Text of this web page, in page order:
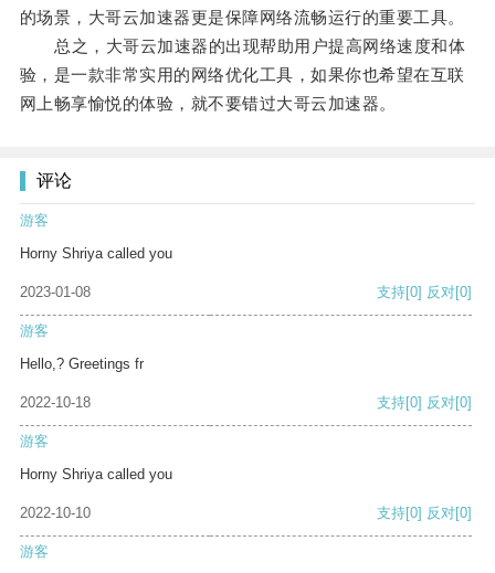
的场景，大哥云加速器更是保障网络流畅运行的重要工具。
总之，大哥云加速器的出现帮助用户提高网络速度和体
验，是一款非常实用的网络优化工具，如果你也希望在互联
网上畅享愉悦的体验，就不要错过大哥云加速器。
评论
游客
Horny Shriya called you
2023-01-08 支持[0] 反对[0]
游客
Hello,? Greetings fr
2022-10-18 支持[0] 反对[0]
游客
Horny Shriya called you
2022-10-10 支持[0] 反对[0]
游客